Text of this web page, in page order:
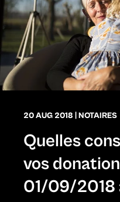
20 AUG 2018 NOTAIRES
Quelles
vos
01/09/2018